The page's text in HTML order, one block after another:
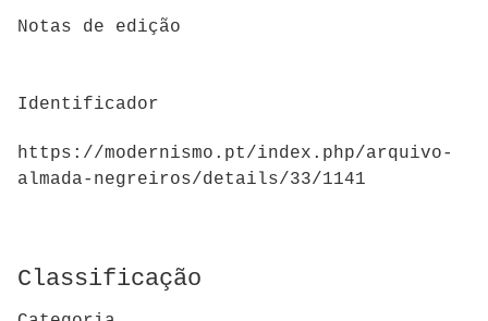
Notas de edição
Identificador
https://modernismo.pt/index.php/arquivo-
almada-negreiros/details/33/1141
Classificação